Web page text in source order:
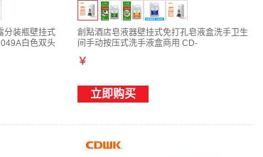
分装瓶壁挂式
白色双头
創點酒店皂液器壁挂式免打孔皂液盒洗手卫生
间手动按压式洗手液盒商用 CD-
￥
立即购买